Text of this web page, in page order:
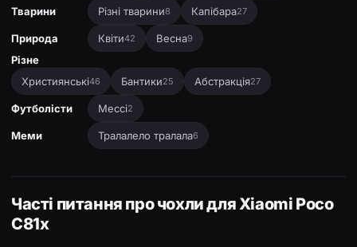
Тварини Різні тварини8 Капібара27
Природа Квіти42 Весна9
Різне
Християнські46 Бантики25 Абстракція27
Футболісти Мессі2
Меми Тралалело тралала6
Часті питання про чохли для Xiaomi Poco
C81x